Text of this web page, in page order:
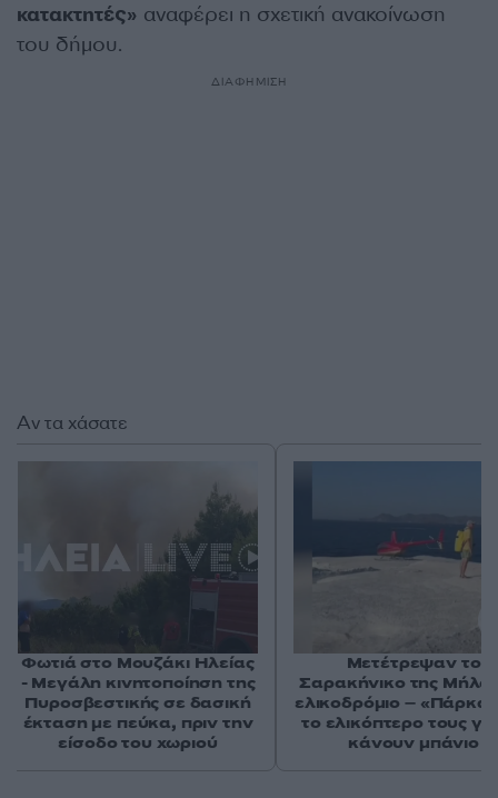
κατακτητές» αναφέρει η σχετική ανακοίνωση
του δήμου.
ΔΙΑΦΗΜΙΣΗ
Αν τα χάσατε
Φωτιά στο Μουζάκι Ηλείας
- Μεγάλη κινητοποίηση της
Πυροσβεστικής σε δασική
έκταση με πεύκα, πριν την
είσοδο του χωριού
Μετέτρεψαν το
Σαρακήνικο της
ελικοδρόμιο –
το ελικόπτερο τους
κάνουν μπάνιο